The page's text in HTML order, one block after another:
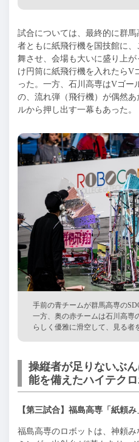
試合については、最終的に群
者ともに紙飛行機を国技館に
舞させ、会場も大いに盛り上
け円筒に紙飛行機を入れたらV
った。一方、石川高専はVゴー
の、流れ弾（飛行機）が偶然
ルから押し出す一幕もあった。
手前の青チームが群馬高専の
一方、奥の赤チームは石川高専
らしく優雅に滑空して、見る者
操縦者が足りないぶ
能を備えたハイテク
【第三試合】福島高専「紙頼
福島高専のロボットは、神頼